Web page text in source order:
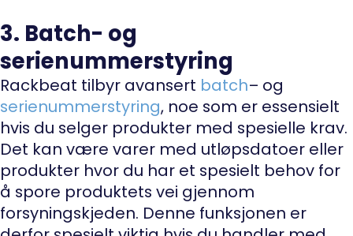
3. Batch- og
serienummerstyring
Rackbeat tilbyr avansert batch– og
serienummerstyring, noe som er essensielt
hvis du selger produkter med spesielle krav.
Det kan være varer med utløpsdatoer eller
produkter hvor du har et spesielt behov for
å spore produktets vei gjennom
forsyningskjeden. Denne funksjonen er